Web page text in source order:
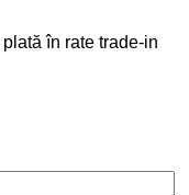
plată în rate trade-in